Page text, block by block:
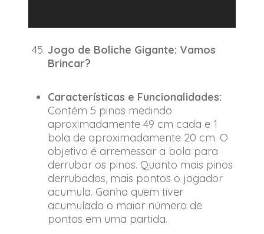
Jogo de Boliche Gigante: Vamos
Brincar?
Características e Funcionalidades:
Contém 5 pinos medindo
aproximadamente 49 cm cada e 1
bola de aproximadamente 20 cm. O
objetivo é arremessar a bola para
derrubar os pinos. Quanto mais pinos
derrubados, mais pontos o jogador
acumula. Ganha quem tiver
acumulado o maior número de
pontos em uma partida.